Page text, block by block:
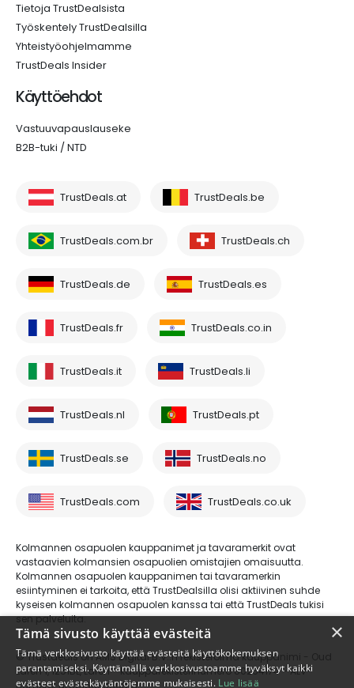
Tietoja TrustDealsista
Työskentely TrustDealsilla
Yhteistyöohjelmamme
TrustDeals Insider
Käyttöehdot
Vastuuvapauslauseke
B2B-tuki / NTD
TrustDeals.at TrustDeals.be
TrustDeals.com.br TrustDeals.ch
TrustDeals.de TrustDeals.es
TrustDeals.fr TrustDeals.co.in
TrustDeals.it TrustDeals.li
TrustDeals.nl TrustDeals.pt
TrustDeals.se TrustDeals.no
TrustDeals.com TrustDeals.co.uk
Kolmannen osapuolen kauppanimet ja tavaramerkit ovat
vastaavien kolmansien osapuolien omistajien omaisuutta.
Kolmannen osapuolen kauppanimen tai tavaramerkin
esiintyminen ei tarkoita, että TrustDealsilla olisi aktiivinen suhde
kyseisen kolmannen osapuolen kanssa tai että TrustDeals tukisi
sen palveluita.
© Trustdeals on AMS Digital B.V.:n rekisteröimä kauppanimi - Oud
Laren 1, 1251BL, Laren - kaupparekisterinumero 80264174 - ALV-
numero: NL861609360B01
×
Tämä sivusto käyttää evästeitä
Tämä verkkosivusto käyttää evästeitä käyttökokemuksen
parantamiseksi. Käyttämällä verkkosivustoamme hyväksyt kaikki
evästeet evästekäytäntöjemme mukaisesti. Lue lisää